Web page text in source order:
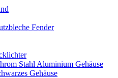
Fender
Stahl Aluminium Gehäuse
Gehäuse